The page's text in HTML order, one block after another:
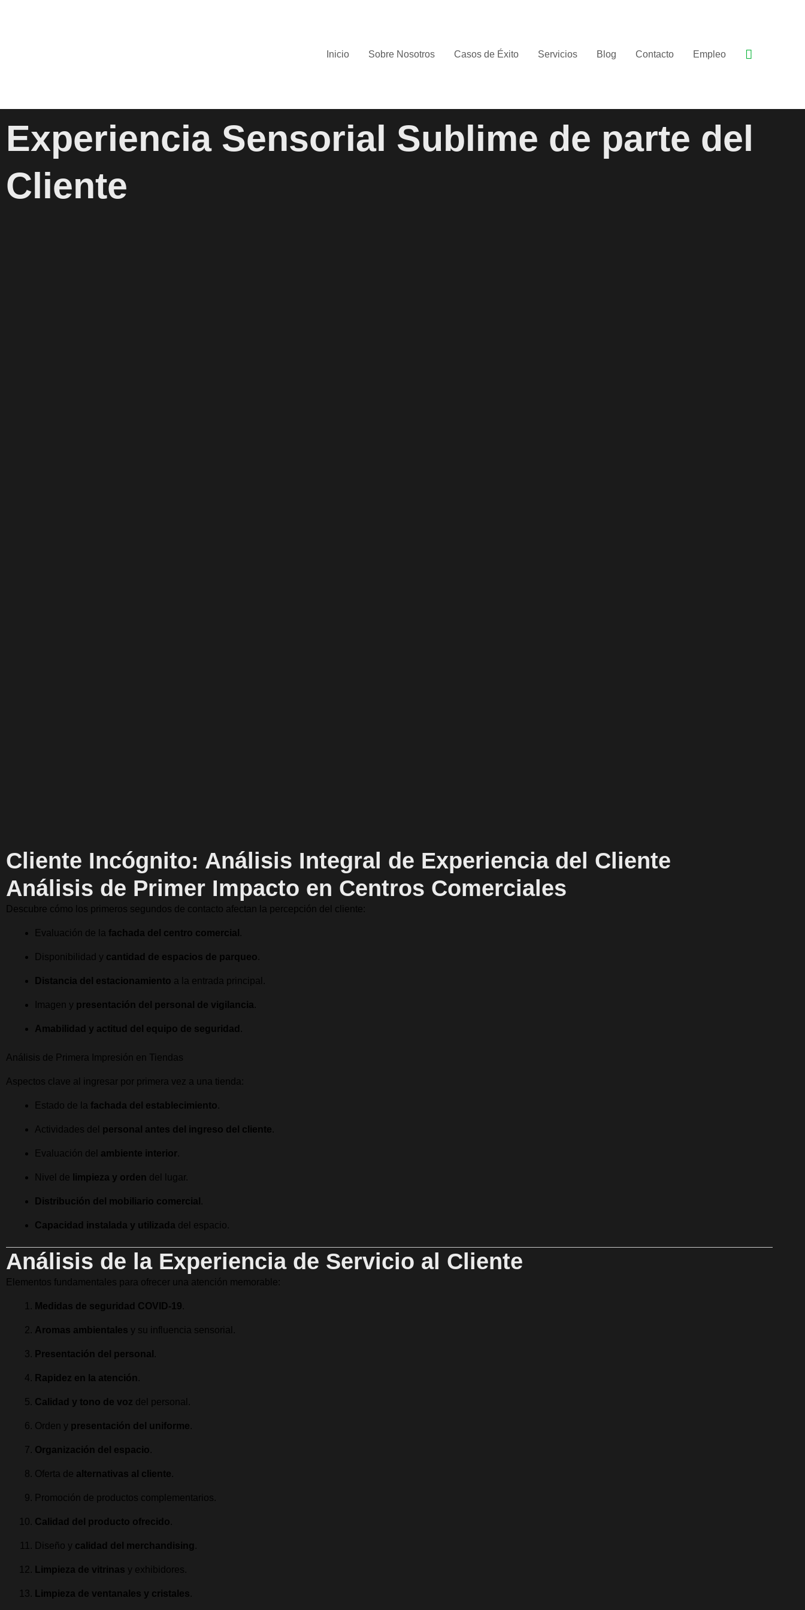
Inicio
Sobre Nosotros Casos de Éxito Servicios Blog Contacto Empleo Buscar
Experiencia Sensorial Sublime de parte del
Cliente
Cliente Incógnito: Análisis Integral de Experiencia del Cliente
Análisis de Primer Impacto en Centros Comerciales
Descubre cómo los primeros segundos de contacto afectan la percepción del cliente:
Evaluación de la fachada del centro comercial .
Disponibilidad y cantidad de espacios de parqueo.
Distancia del estacionamiento a la entrada principal.
Imagen y presentación del personal de vigilancia.
Amabilidad y actitud del equipo de seguridad .
Análisis de Primera Impresión en Tiendas
Aspectos clave al ingresar por primera vez a una tienda:
Estado de la fachada del establecimiento.
Actividades del personal antes del ingreso del cliente.
Evaluación del ambiente interior.
Nivel de limpieza y orden del lugar.
Distribución del mobiliario comercial .
Capacidad instalada y utilizada del espacio.
Análisis de la Experiencia de Servicio al Cliente
Elementos fundamentales para ofrecer una atención memorable:
Medidas de seguridad COVID-19.
Aromas ambientales y su influencia sensorial.
Presentación del personal .
Rapidez en la atención .
Calidad y tono de voz del personal.
Orden y presentación del uniforme.
Organización del espacio.
Oferta de alternativas al cliente.
Promoción de productos complementarios.
Calidad del producto ofrecido.
Diseño y calidad del merchandising .
Limpieza de vitrinas y exhibidores.
Limpieza de ventanales y cristales.